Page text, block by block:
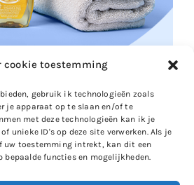
cookie toestemming
gebruik ik technologieën zoals
je apparaat op te slaan en/of te
met deze technologieën kan ik je
unieke ID's op deze site verwerken. Als je
uw toestemming intrekt, kan dit een
bepaalde functies en mogelijkheden.